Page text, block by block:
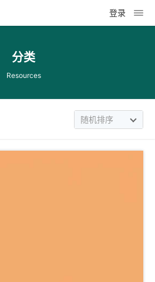
登录
分类
Resources
随机排序